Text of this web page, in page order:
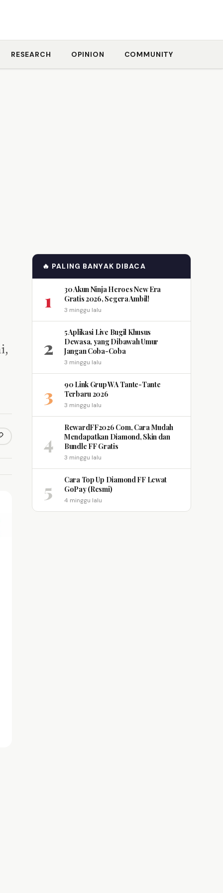
RESEARCH OPINION COMMUNITY
link
🔥 PALING BANYAK DIBACA
1
30 Akun Ninja Heroes New Era
Gratis 2026, Segera Ambil!
3 minggu lalu
2
5 Aplikasi Live Bugil Khusus
Dewasa, yang Dibawah Umur
Jangan Coba-Coba
3 minggu lalu
3
90 Link Grup WA Tante-Tante
Terbaru 2026
3 minggu lalu
4
RewardFF2026 Com, Cara Mudah
Mendapatkan Diamond, Skin dan
Bundle FF Gratis
3 minggu lalu
5
Cara Top Up Diamond FF Lewat
GoPay (Resmi)
4 minggu lalu